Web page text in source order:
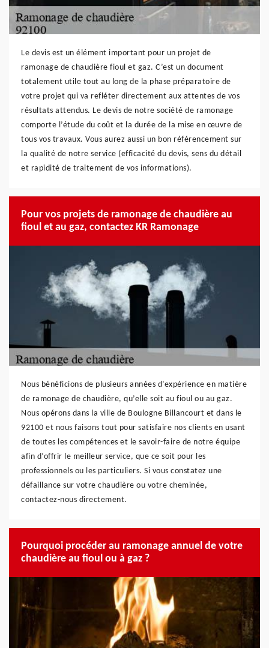
Le devis est un élément important pour un projet de
ramonage de chaudière fioul et gaz. C’est un document
totalement utile tout au long de la phase préparatoire de
votre projet qui va refléter directement aux attentes de vos
résultats attendus. Le devis de notre société de ramonage
comporte l’étude du coût et la durée de la mise en œuvre de
tous vos travaux. Vous aurez aussi un bon référencement sur
la qualité de notre service (efficacité du devis, sens du détail
et rapidité de traitement de vos informations).
Pour vos projets de ramonage de chaudière au
fioul et au gaz, contactez KR Ramonage
Nous bénéficions de plusieurs années d’expérience en matière
de ramonage de chaudière, qu’elle soit au fioul ou au gaz.
Nous opérons dans la ville de Boulogne Billancourt et dans le
92100 et nous faisons tout pour satisfaire nos clients en usant
de toutes les compétences et le savoir-faire de notre équipe
afin d’offrir le meilleur service, que ce soit pour les
professionnels ou les particuliers. Si vous constatez une
défaillance sur votre chaudière ou votre cheminée,
contactez-nous directement.
Pourquoi procéder au ramonage annuel de votre
chaudière au fioul ou à gaz ?